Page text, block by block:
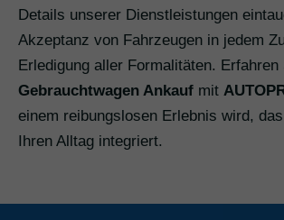
Details unserer Dienstleistungen
Akzeptanz von Fahrzeugen in jedem
Erledigung aller Formalitäten. Erfahren
Gebrauchtwagen Ankauf mit
einem reibungslosen Erlebnis wird,
Ihren Alltag integriert.